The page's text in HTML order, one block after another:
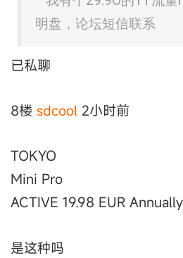
明盘，论坛短信联系
已私聊
8楼 sdcool 2小时前
TOKYO
Mini Pro
ACTIVE 19.98 EUR
是这种吗